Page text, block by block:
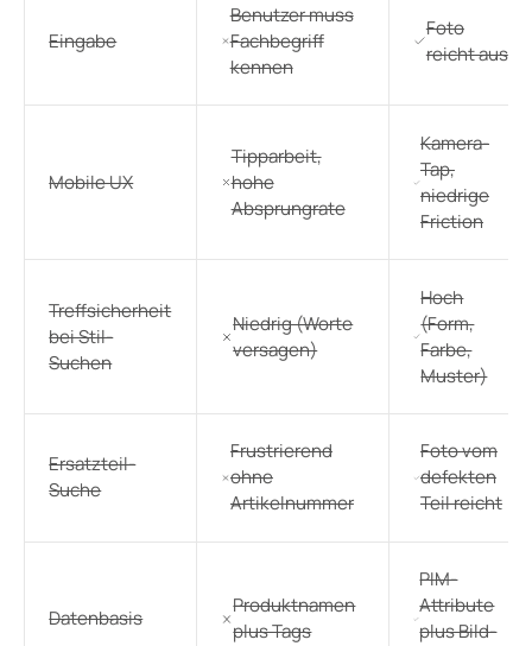
Eingabe
Benutzer muss
Fachbegriff
kennen
Foto
reicht aus
Mobile UX
Tipparbeit,
hohe
Absprungrate
Kamera-
Tap,
niedrige
Friction
Treffsicherheit
bei Stil-
Suchen
Niedrig (Worte
versagen)
Hoch
(Form,
Farbe,
Muster)
Ersatzteil-
Suche
Frustrierend
ohne
Artikelnummer
Foto vom
defekten
Teil reicht
Datenbasis
Produktnamen
plus Tags
PIM-
Attribute
plus Bild-